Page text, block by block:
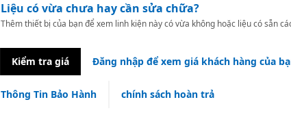
Liệu có vừa chưa hay cần sửa chữa?
Thêm thiết bị của bạn để xem linh kiện này có vừa không hoặc liệu có sẵn
Kiểm tra giá Đăng nhập để xem giá khách hàng của
Thông Tin Bảo Hành chính sách hoàn trả